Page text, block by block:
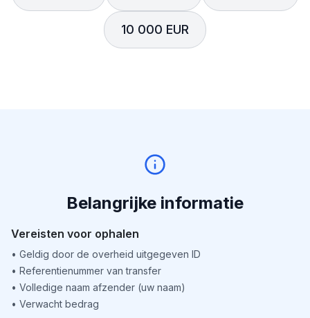
10 000 EUR
Belangrijke informatie
Vereisten voor ophalen
• Geldig door de overheid uitgegeven ID
• Referentienummer van transfer
• Volledige naam afzender (uw naam)
• Verwacht bedrag